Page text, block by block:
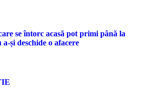
se întorc acasă pot primi până la
și deschide o afacere